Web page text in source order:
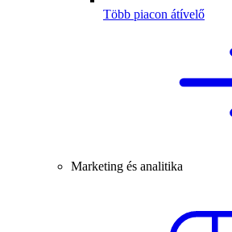
Több piacon átívelő
Marketing és analitika